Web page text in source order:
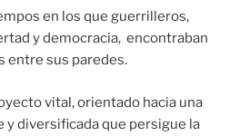
en los que guerrilleros,
y democracia, encontraban
entre sus paredes.
vital, orientado hacia una
diversificada que persigue la